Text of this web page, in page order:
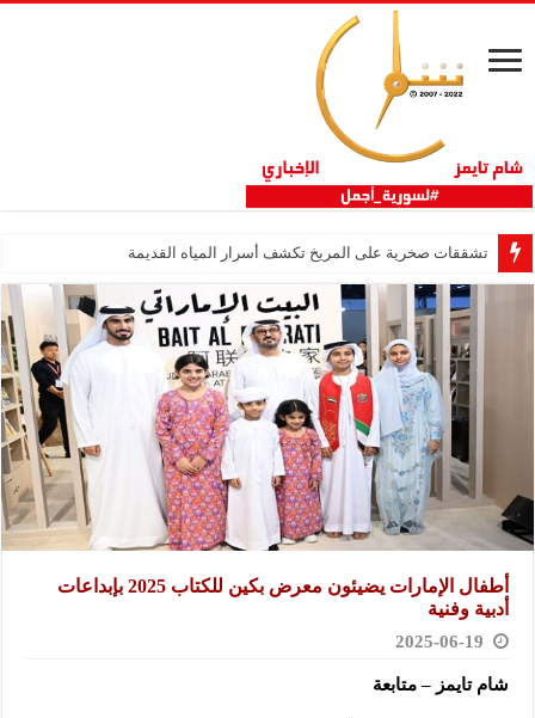
تشققات صخرية على المريخ تكشف أسرار المياه القديمة
‎أطفال الإمارات يضيئون معرض بكين للكتاب 2025 بإبداعات
أدبية وفنية‌
2025-06-19
شام تايمز – متابعة